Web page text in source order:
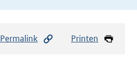
Permalink Printen